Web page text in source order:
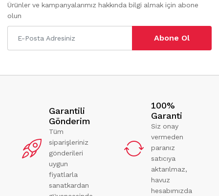
Ürünler ve kampanyalarımız hakkında bilgi almak için abone
olun
Abone Ol
Garantili
Gönderim
Tüm
siparişleriniz
gönderileri
uygun
fiyatlarla
sanatkardan
100%
Garanti
Siz onay
vermeden
paranız
satıcıya
aktarılmaz,
havuz
hesabımızda